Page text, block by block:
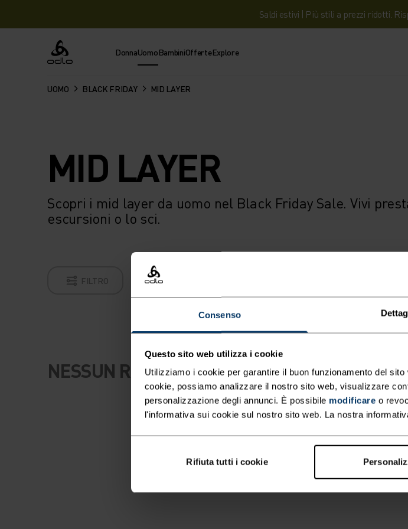
Consenso
Questo sito web utilizza i cookie
Utilizziamo i cookie per garantire il buon funzionamento del
cookie, possiamo analizzare il nostro sito web, visualizzare
personalizzazione degli annunci. È possibile modificare o
l'informativa sui cookie sul nostro sito web. La nostra
Rifiuta tutti i cookie
Saldi estivi | Più stili a prezzi ridotti.
Odlo DonnaUomoBambiniOfferteExplore
UOMO BLACK FRIDAY MID LAYER
MID LAYER
Scopri i mid layer da uomo nel Black Friday Sale. Vivi
escursioni o lo sci.
FILTRO
NESSUN RISULTATO